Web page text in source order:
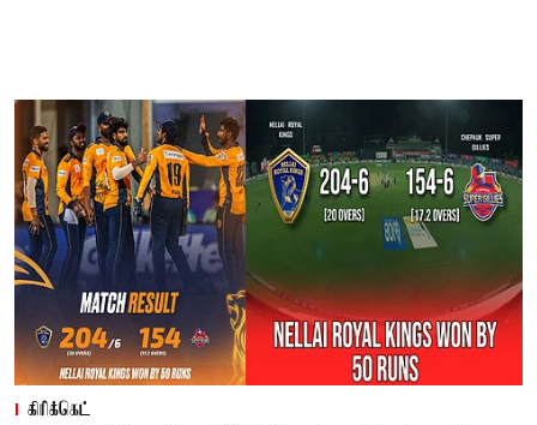
கிரிக்கெட்